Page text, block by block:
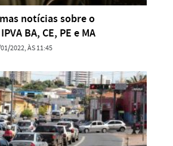
notícias sobre o
BA, CE, PE e MA
2022, ÀS 11:45